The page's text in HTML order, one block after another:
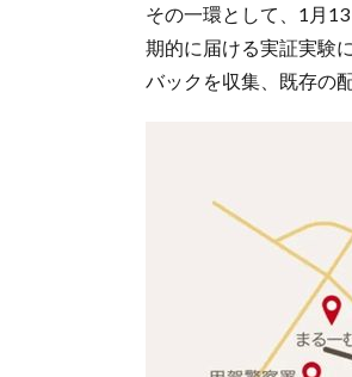
その一環として、1月
期的に届ける実証実験
バックを収集、既存の